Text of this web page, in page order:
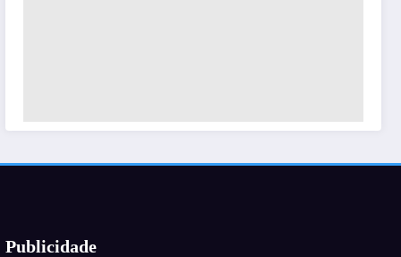
Publicidade